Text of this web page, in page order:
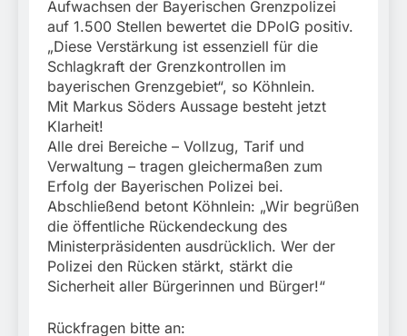
Aufwachsen der Bayerischen Grenzpolizei
auf 1.500 Stellen bewertet die DPolG positiv.
„Diese Verstärkung ist essenziell für die
Schlagkraft der Grenzkontrollen im
bayerischen Grenzgebiet“, so Köhnlein.
Mit Markus Söders Aussage besteht jetzt
Klarheit!
Alle drei Bereiche – Vollzug, Tarif und
Verwaltung – tragen gleichermaßen zum
Erfolg der Bayerischen Polizei bei.
Abschließend betont Köhnlein: „Wir begrüßen
die öffentliche Rückendeckung des
Ministerpräsidenten ausdrücklich. Wer der
Polizei den Rücken stärkt, stärkt die
Sicherheit aller Bürgerinnen und Bürger!“
Rückfragen bitte an: